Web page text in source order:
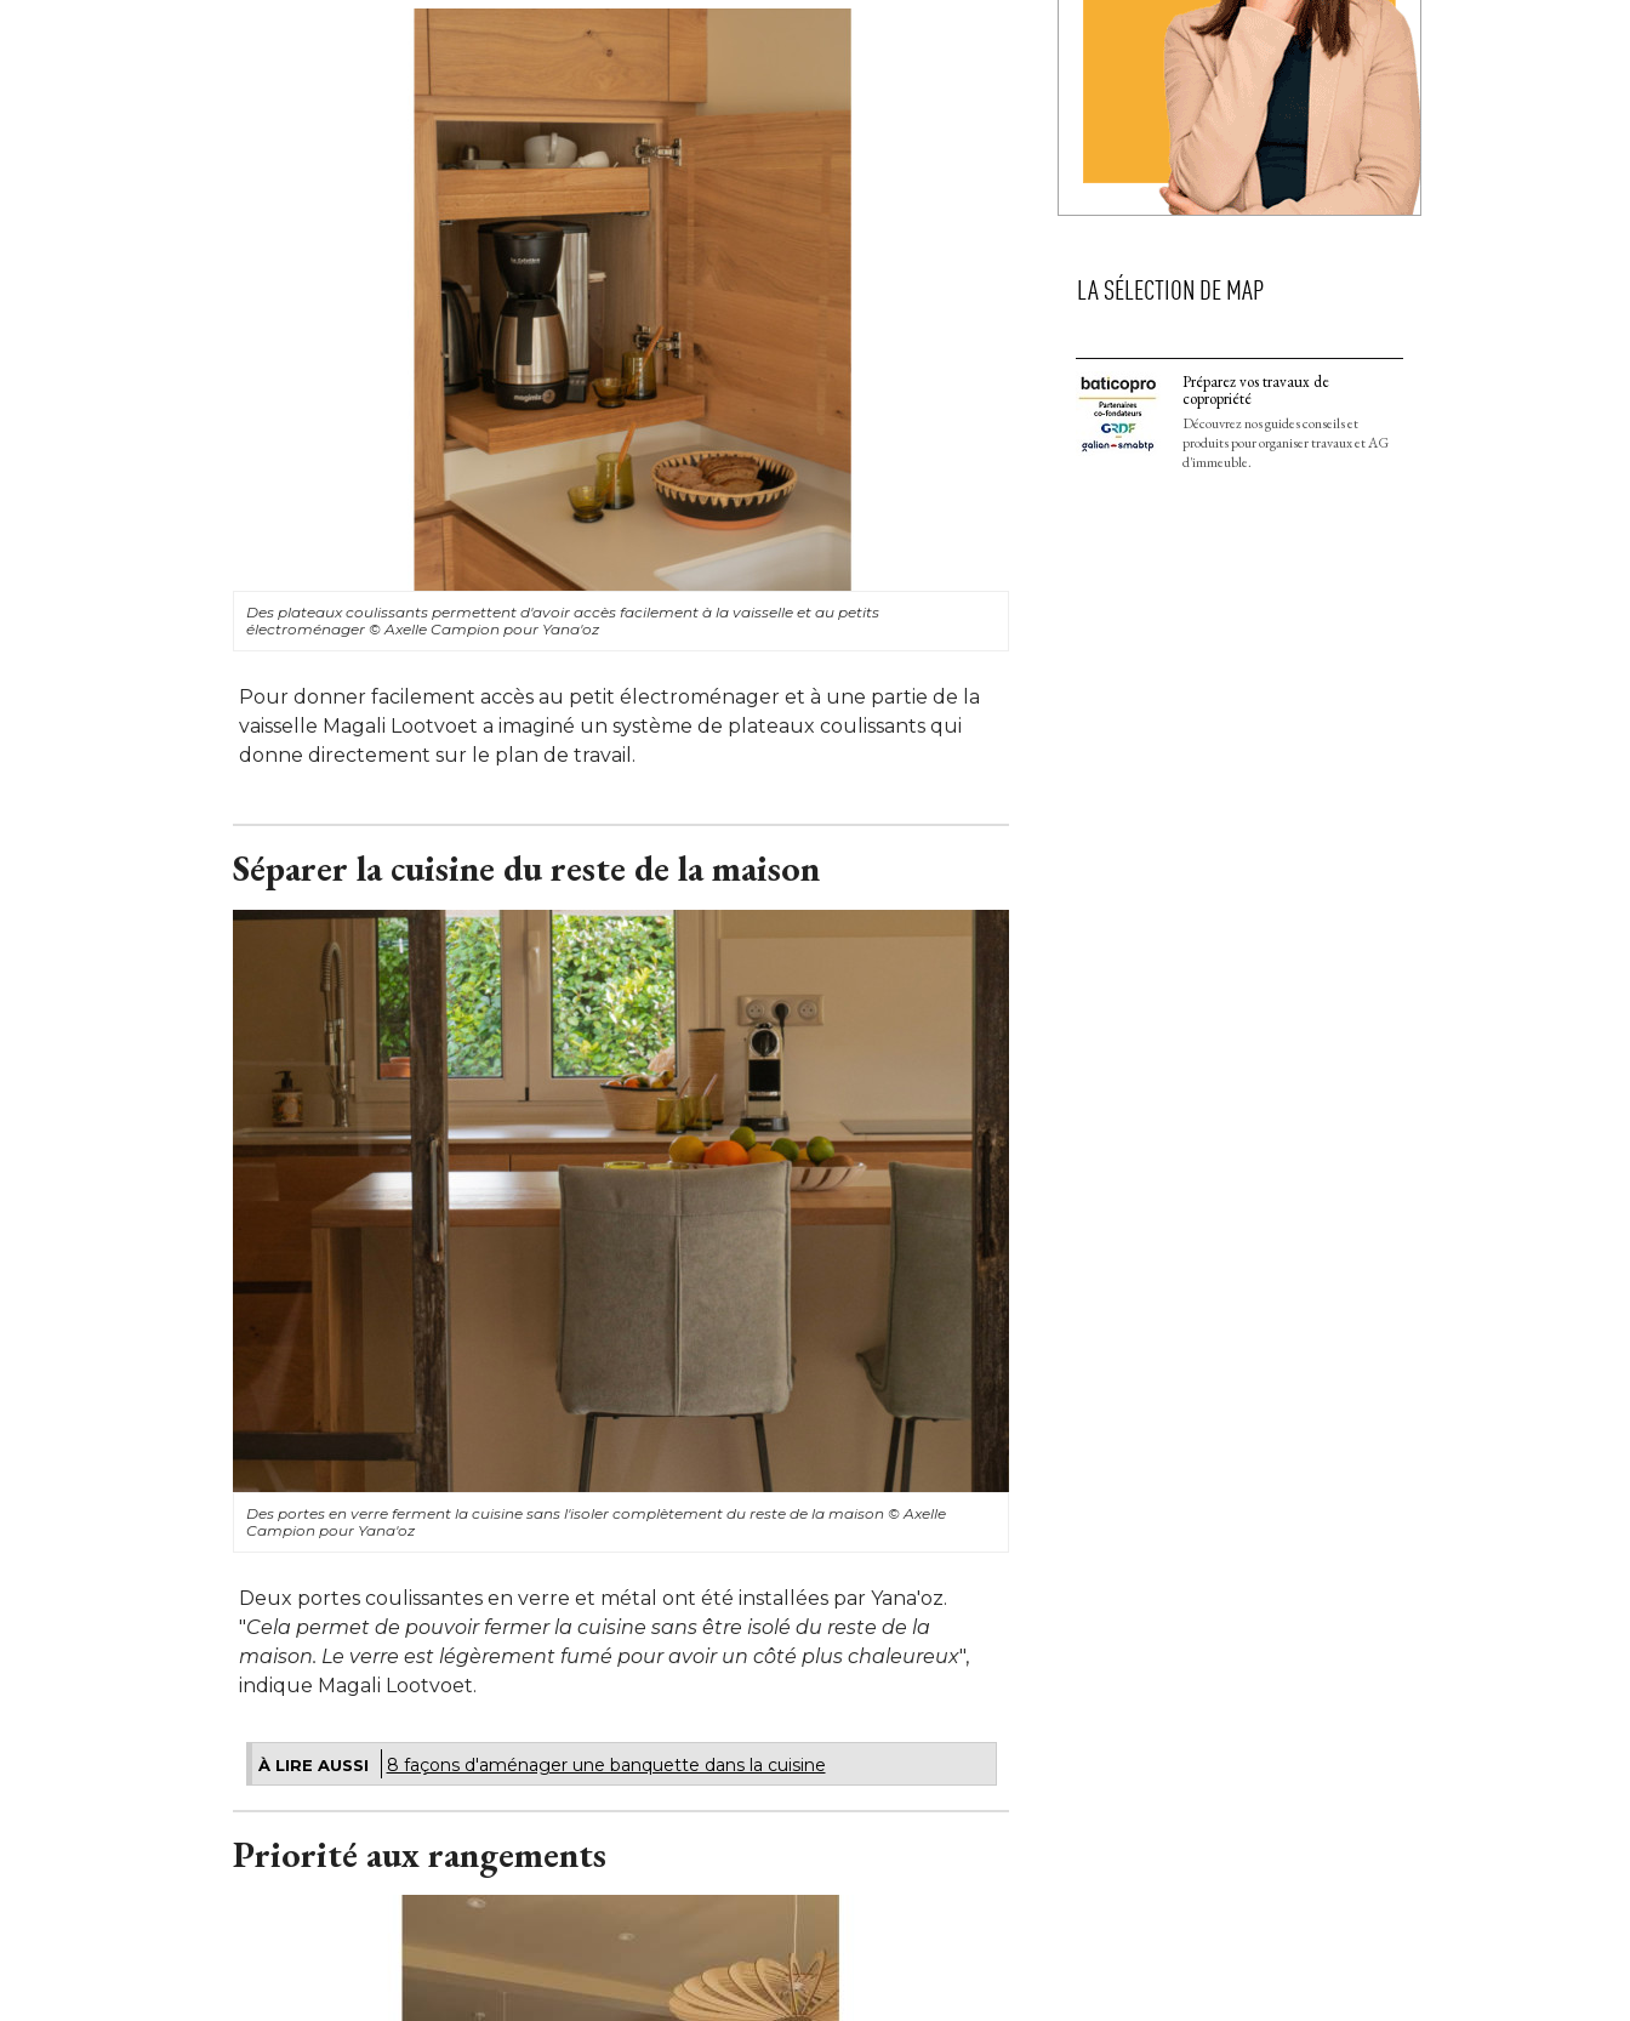
Des plateaux coulissants permettent d'avoir accès facilement à la vaisselle et au petits
électroménager © Axelle Campion pour Yana'oz
Pour donner facilement accès au petit électroménager et à une partie de la
vaisselle Magali Lootvoet a imaginé un système de plateaux coulissants qui
donne directement sur le plan de travail.
Séparer la cuisine du reste de la maison
Des portes en verre ferment la cuisine sans l'isoler complètement du reste de la maison© Axelle
Campion pour Yana'oz
Deux portes coulissantes en verre et métal ont été installées par Yana'oz.
"Cela permet de pouvoir fermer la cuisine sans être isolé du reste de la
maison. Le verre est légèrement fumé pour avoir un côté plus chaleureux",
indique Magali Lootvoet.
À LIRE AUSSI 8 façons d'aménager une banquette dans la cuisine
Priorité aux rangements
LA SÉLECTION DE MAP
Préparez vos travaux de
copropriété
Découvrez nos guides conseils et
produits pour organiser travaux et AG
d'immeuble.